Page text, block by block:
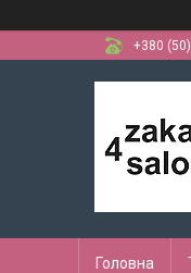
+380
Головна